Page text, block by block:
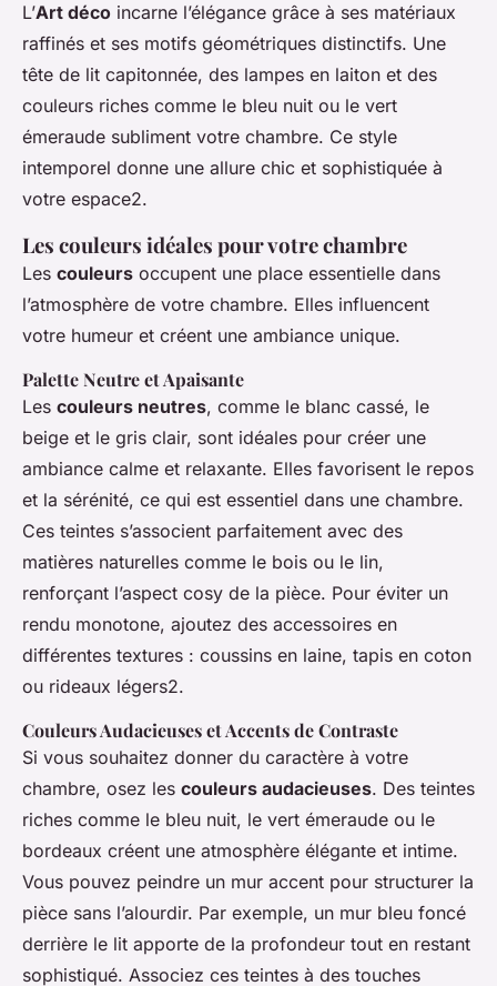
L’Art déco incarne l’élégance grâce à ses matériaux
raffinés et ses motifs géométriques distinctifs. Une
tête de lit capitonnée, des lampes en laiton et des
couleurs riches comme le bleu nuit ou le vert
émeraude subliment votre chambre. Ce style
intemporel donne une allure chic et sophistiquée à
votre espace2.
Les couleurs idéales pour votre chambre
Les couleurs occupent une place essentielle dans
l’atmosphère de votre chambre. Elles influencent
votre humeur et créent une ambiance unique.
Palette Neutre et Apaisante
Les couleurs neutres, comme le blanc cassé, le
beige et le gris clair, sont idéales pour créer une
ambiance calme et relaxante. Elles favorisent le repos
et la sérénité, ce qui est essentiel dans une chambre.
Ces teintes s’associent parfaitement avec des
matières naturelles comme le bois ou le lin,
renforçant l’aspect cosy de la pièce. Pour éviter un
rendu monotone, ajoutez des accessoires en
différentes textures : coussins en laine, tapis en coton
ou rideaux légers2.
Couleurs Audacieuses et Accents de Contraste
Si vous souhaitez donner du caractère à votre
chambre, osez les couleurs audacieuses. Des teintes
riches comme le bleu nuit, le vert émeraude ou le
bordeaux créent une atmosphère élégante et intime.
Vous pouvez peindre un mur accent pour structurer la
pièce sans l’alourdir. Par exemple, un mur bleu foncé
derrière le lit apporte de la profondeur tout en restant
sophistiqué. Associez ces teintes à des touches